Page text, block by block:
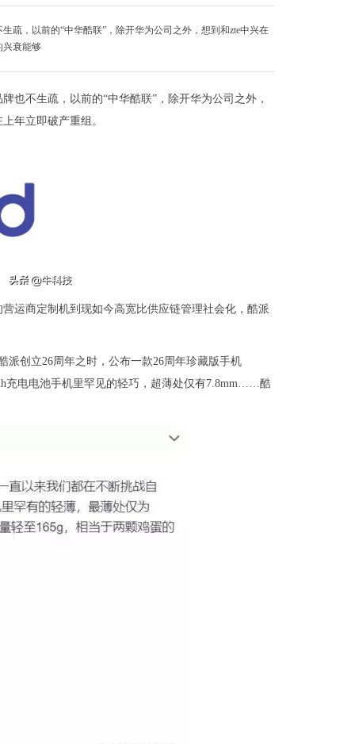
疏，以前的“中华酷联”，除开华为公司之外，想到和zte中兴在
兴衰能够
也不生疏，以前的“中华酷联”，除开华为公司之外，
年立即破产重组。
运商定制机到现如今高宽比供应链管理社会化，酷派
派创立26周年之时，公布一款26周年珍藏版手机
充电电池手机里罕见的轻巧，超薄处仅有7.8mm……酷